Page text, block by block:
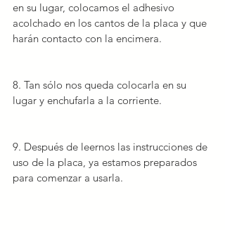
en su lugar, colocamos el adhesivo
acolchado en los cantos de la placa y que
harán contacto con la encimera.
8. Tan sólo nos queda colocarla en su
lugar y enchufarla a la corriente.
9. Después de leernos las instrucciones de
uso de la placa, ya estamos preparados
para comenzar a usarla.